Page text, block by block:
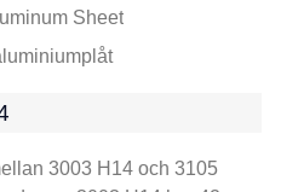
3003 H14 och 3105